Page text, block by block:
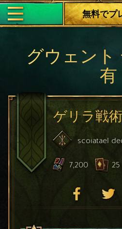
無料でプ
グウェント
有
ゲリラ戦術
scoiatael
7,200 25